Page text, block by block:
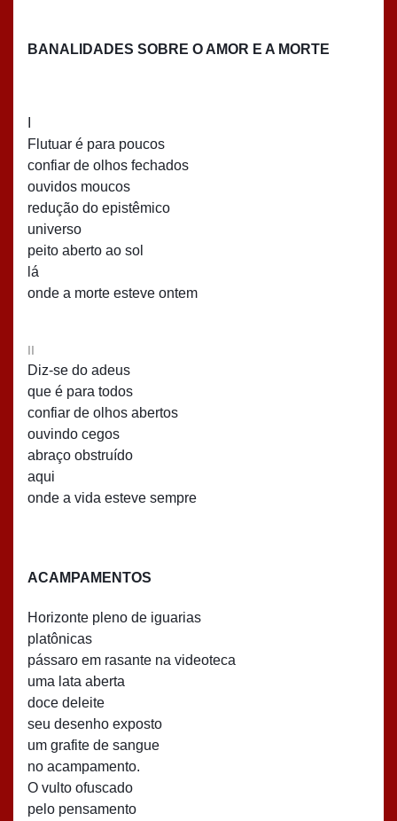
BANALIDADES SOBRE O AMOR E A MORTE
Flutuar é para poucos
confiar de olhos fechados
ouvidos moucos
redução do epistêmico
universo
peito aberto ao sol
lá
onde a morte esteve ontem
II
Diz-se do adeus
que é para todos
confiar de olhos abertos
ouvindo cegos
abraço obstruído
aqui
onde a vida esteve sempre
ACAMPAMENTOS
Horizonte pleno de iguarias
platônicas
pássaro em rasante na videoteca
uma lata aberta
doce deleite
seu desenho exposto
um grafite de sangue
no acampamento.
O vulto ofuscado
pelo pensamento